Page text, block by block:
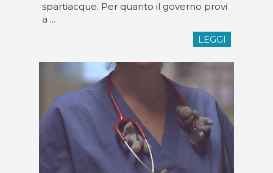
spartiacque. Per quanto il governo provi
a ...
LEGGI